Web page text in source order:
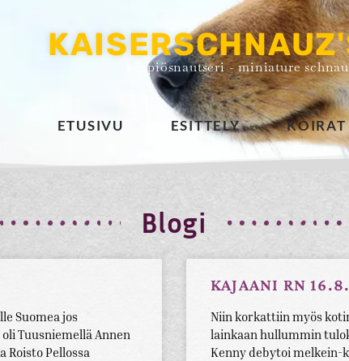
kääpiösnautseri - miniature
ETUSIVU ESITTELY KOIRAT
Blogi
Suomea jos
Tuusniemellä Annen
Roisto Pellossa
KAJAANI RN 16.8.
Niin korkattiin myös
lainkaan hullummin
Kenny debytoi melkein-